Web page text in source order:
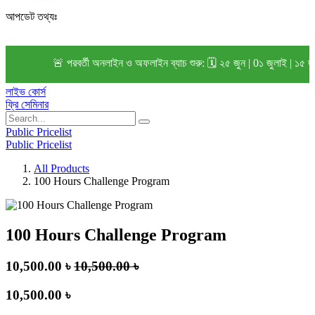
আপডেট তথ্যঃ
🚨 পরবর্তী অনলাইন ও অফলাইন ব্যাচ শুরু: 🗓️ ২৫ জুন | 0১ জুলাই | ১৫
লাইভ কোর্স
ফ্রি সেমিনার
Public Pricelist
Public Pricelist
All Products
100 Hours Challenge Program
100 Hours Challenge Program
10,500.00 ৳ 10,500.00৳
10,500.00 ৳